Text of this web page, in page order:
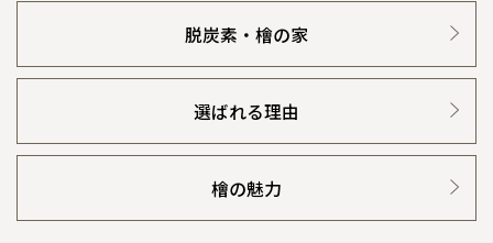
脱炭素・檜の家
選ばれる理由
檜の魅力